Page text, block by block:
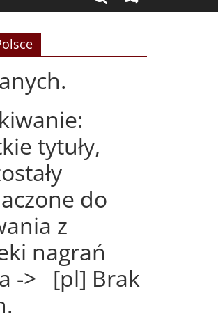
tytuły,
do
z
nagrań
-> [pl] Brak